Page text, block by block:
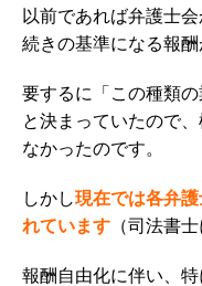
以前であれば弁護士
続きの基準になる報酬
要するに「この種類の
と決まっていたので
なかったのです。
しかし現在では各弁
れています （司法書
報酬自由化に伴い、